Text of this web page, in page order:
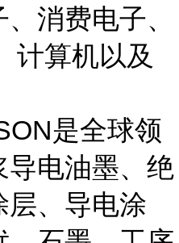
消费电子、
计算机以及
是全球领
导电油墨、绝
层、导电涂